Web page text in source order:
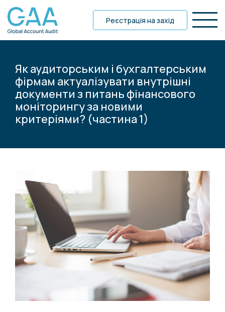
Реєстрація на захід
Як аудиторським і бухгалтерським
фірмам актуалізувати внутрішні
документи з питань фінансового
моніторингу за новими
критеріями? (частина 1)